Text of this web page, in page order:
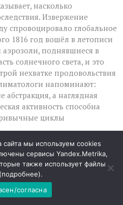
насколько
Извержение
спровоцировало глобальное
1816 год вошёл в летописи
аэрозоли, поднявшиеся в
солнечного света, и это
нехватке продовольствия
напоминают:
а наглядная
активность способна
циклы
до пустых прилавков
начнёт мощное
куда масштабнее
поднимется
мы используем cookies
сервисы Yandex.Metrika,
также использует файлы
подробнее).
согласна